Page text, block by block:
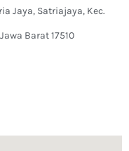
Jaya, Satriajaya, Kec.
Barat 17510